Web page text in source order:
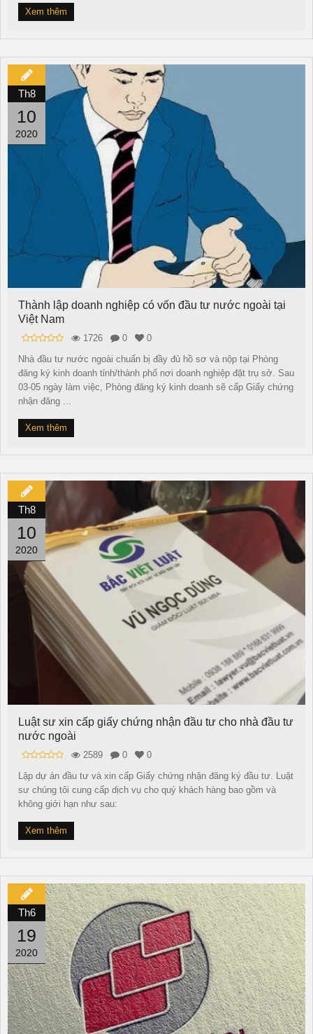
Xem thêm
Th8
10
2020
Thành lập doanh nghiệp có vốn đầu tư nước ngoài tại
Việt Nam
1726 0
0
Nhà đầu tư nước ngoài chuẩn bị đầy đủ hồ sơ và nộp tại Phòng
đăng ký kinh doanh tỉnh/thành phố nơi doanh nghiệp đặt trụ sở. Sau
03-05 ngày làm việc, Phòng đăng ký kinh doanh sẽ cấp Giấy chứng
nhận đăng ...
Xem thêm
Th8
10
2020
Luật sư xin cấp giấy chứng nhận đầu tư cho nhà đầu tư
nước ngoài
2589 0
0
Lập dự án đầu tư và xin cấp Giấy chứng nhận đăng ký đầu tư. Luật
sư chúng tôi cung cấp dịch vụ cho quý khách hàng bao gồm và
không giới hạn như sau:
Xem thêm
Th6
19
2020